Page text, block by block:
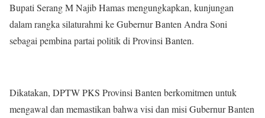
Bupati Serang M Najib Hamas mengungkapkan, kunjungan
dalam rangka silaturahmi ke Gubernur Banten Andra Soni
sebagai pembina partai politik di Provinsi Banten.
Dikatakan, DPTW PKS Provinsi Banten berkomitmen untuk
mengawal dan memastikan bahwa visi dan misi Gubernur Banten